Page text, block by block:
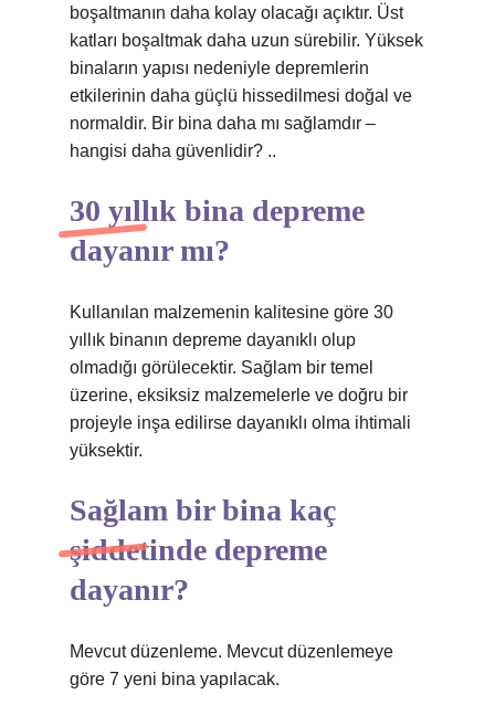
boşaltmanın daha kolay olacağı açıktır. Üst
katları boşaltmak daha uzun sürebilir. Yüksek
binaların yapısı nedeniyle depremlerin
etkilerinin daha güçlü hissedilmesi doğal ve
normaldir. Bir bina daha mı sağlamdır –
hangisi daha güvenlidir? ..
30 yıllık bina depreme
dayanır mı?
Kullanılan malzemenin kalitesine göre 30
yıllık binanın depreme dayanıklı olup
olmadığı görülecektir. Sağlam bir temel
üzerine, eksiksiz malzemelerle ve doğru bir
projeyle inşa edilirse dayanıklı olma ihtimali
yüksektir.
Sağlam bir bina kaç
şiddetinde depreme
dayanır?
Mevcut düzenleme. Mevcut düzenlemeye
göre 7 yeni bina yapılacak.